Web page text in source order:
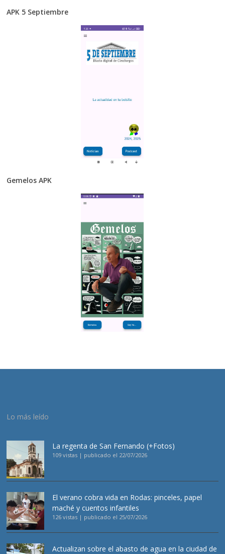
APK 5 Septiembre
Gemelos APK
Lo más leído
La regenta de San Fernando (+Fotos)
109 vistas | publicado el 22/07/2026
El verano cobra vida en Rodas: pinceles, papel
maché y cuentos infantiles
126 vistas | publicado el 25/07/2026
Actualizan sobre el abasto de agua en la ciudad de